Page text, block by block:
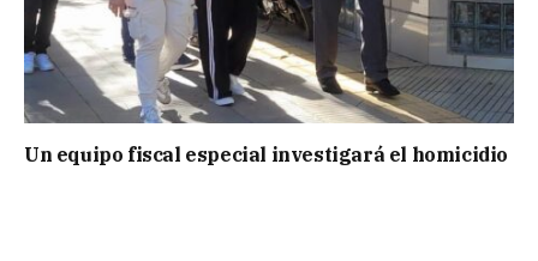
Un equipo fiscal especial investigará el homicidio